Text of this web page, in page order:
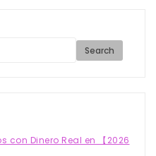
Search
con Dinero Real en 【2026